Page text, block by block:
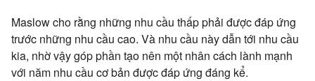
Maslow cho rằng những nhu cầu thấp phải được đáp ứng
trước những nhu cầu cao. Và nhu cầu này dẫn tới nhu cầu
kia, nhờ vậy góp phần tạo nên một nhân cách lành mạnh
với năm nhu cầu cơ bản được đáp ứng đáng kể.